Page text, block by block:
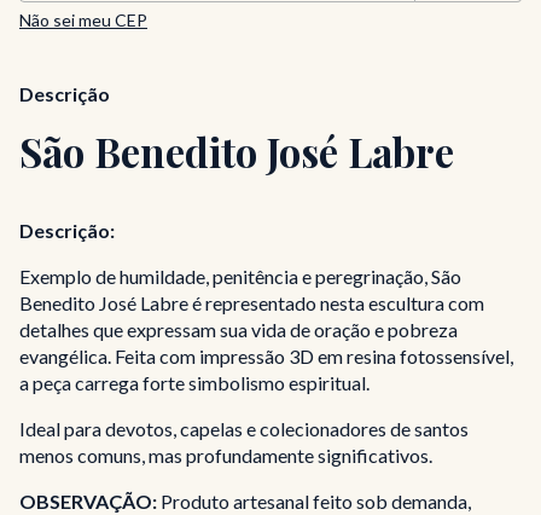
Não sei meu CEP
Descrição
São Benedito José Labre
Descrição:
Exemplo de humildade, penitência e peregrinação, São
Benedito José Labre é representado nesta escultura com
detalhes que expressam sua vida de oração e pobreza
evangélica. Feita com impressão 3D em resina fotossensível,
a peça carrega forte simbolismo espiritual.
Ideal para devotos, capelas e colecionadores de santos
menos comuns, mas profundamente significativos.
OBSERVAÇÃO: Produto artesanal feito sob demanda,